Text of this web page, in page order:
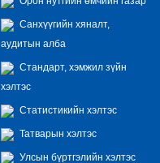
Санхүүгийн хяналт,
аудитын алба
Стандарт, хэмжил зүйн
хэлтэс
Статистикийн хэлтэс
Татварын хэлтэс
Улсын бүртгэлийн хэлтэс